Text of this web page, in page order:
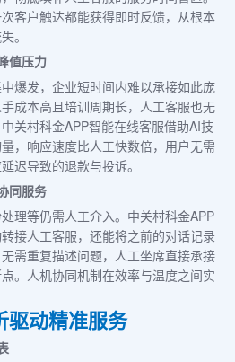
客户触达都能获得即时反馈，从根本
。
值压力
爆发，企业短时间内难以承接如此庞
成本高且培训周期长，人工客服也无
关村科金APP智能在线客服借助AI技
，响应速度比人工快数倍，用户无需
迟导致的退款与投诉。
同服务
理等仍需人工介入。中关村科金APP
接人工客服，还能将之前的对话记录
需重复描述问题，人工坐席直接承接
。人机协同机制在效率与温度之间实
驱动精准服务